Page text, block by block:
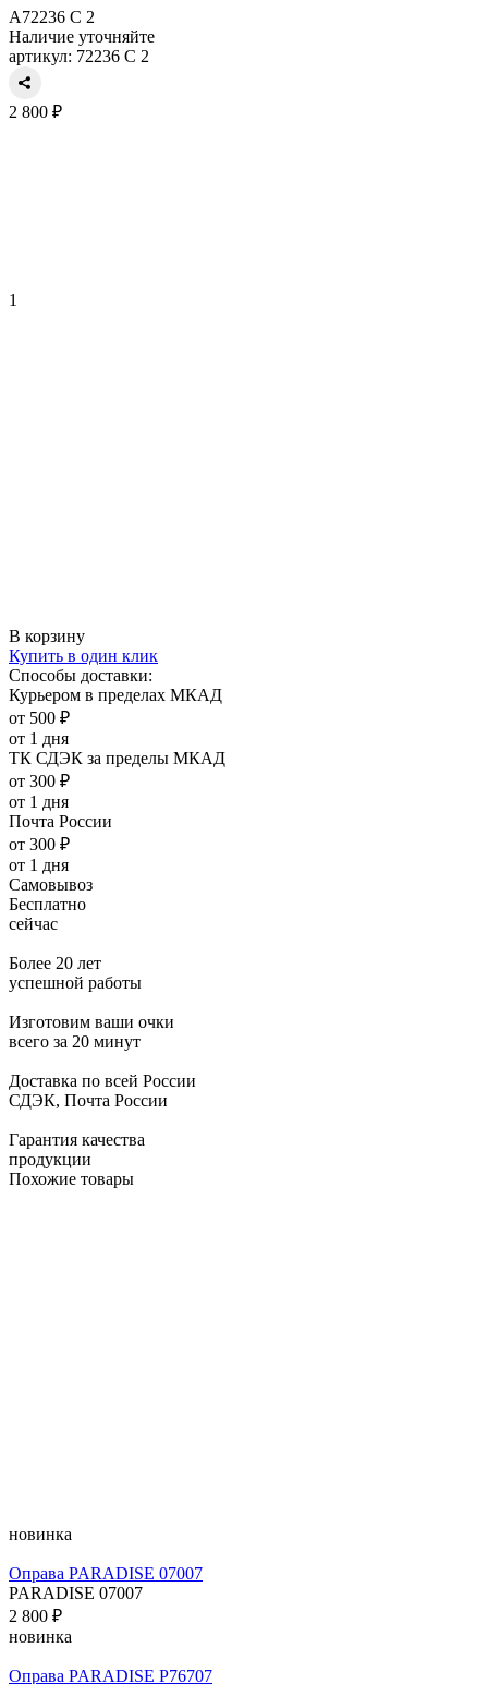
A72236 C 2
Наличие уточняйте
артикул: 72236 C 2
2 800 ₽
1
В корзину
Купить в один клик
Способы доставки:
Курьером в пределах МКАД
от 500 ₽
от 1 дня
ТК СДЭК за пределы МКАД
от 300 ₽
от 1 дня
Почта России
от 300 ₽
от 1 дня
Самовывоз
Бесплатно
сейчас
Более 20 лет
успешной работы
Изготовим ваши очки
всего за 20 минут
Доставка по всей России
СДЭК, Почта России
Гарантия качества
продукции
Похожие товары
новинка
Оправа PARADISE 07007
PARADISE 07007
2 800 ₽
новинка
Оправа PARADISE P76707